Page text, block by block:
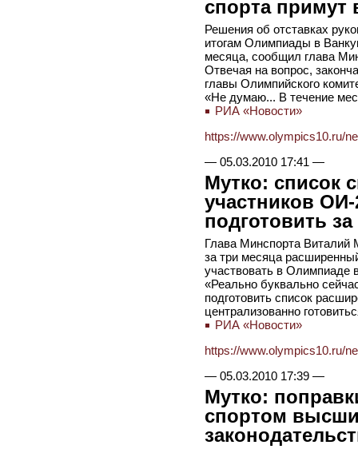
спорта примут
Решения об отставках
итогам Олимпиады в
месяца, сообщил глава
Отвечая на вопрос,
главы Олимпийского
«Не думаю... В течение
РИА «Новости»
https://www.olympics10.ru/
— 05.03.2010 17:41—
Мутко: список
участников
подготовить
Глава Минспорта Виталий
за три месяца
участвовать в Олимпиаде
«Реально буквально
подготовить список
централизованно
РИА «Новости»
https://www.olympics10.ru/
— 05.03.2010 17:39—
Мутко:
спортом